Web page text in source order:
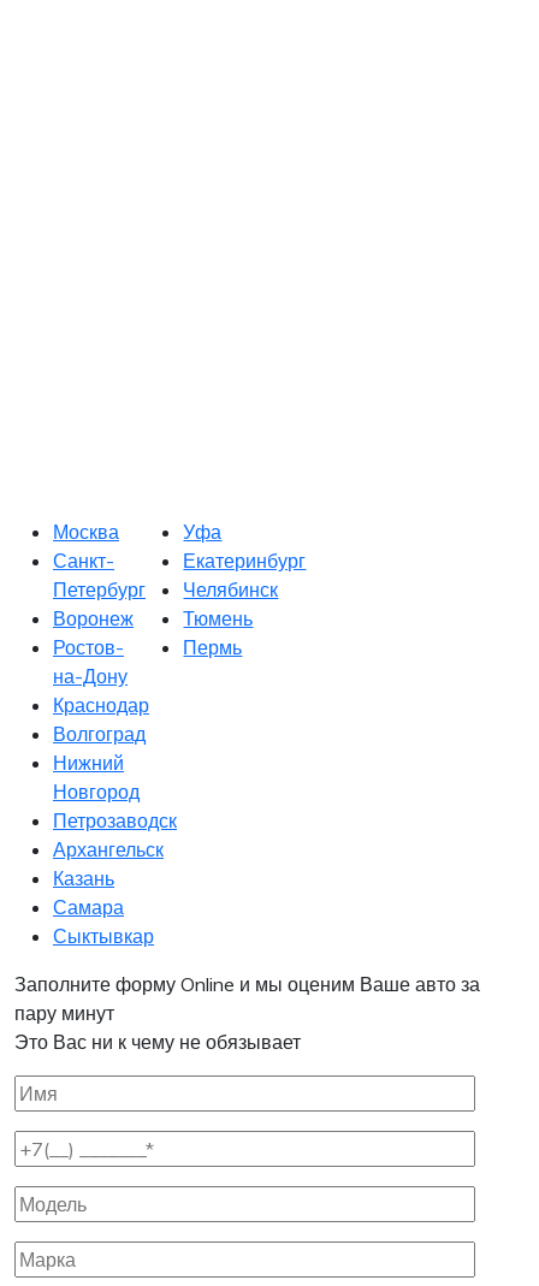
Москва
Санкт-
Петербург
Воронеж
Ростов-
на-Дону
Краснодар
Волгоград
Нижний
Новгород
Петрозаводск
Архангельск
Казань
Самара
Сыктывкар
Уфа
Екатеринбург
Челябинск
Тюмень
Пермь
Заполните форму Online и мы оценим Ваше авто за
пару минут
Это Вас ни к чему не обязывает